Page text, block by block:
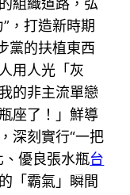
組織道路，弘
，打造新時期
黨的扶植東西
用人光「灰
的非主流單戀
座了！」鮮導
深刻實行“一把
、優良張水瓶台
「霸氣」瞬間